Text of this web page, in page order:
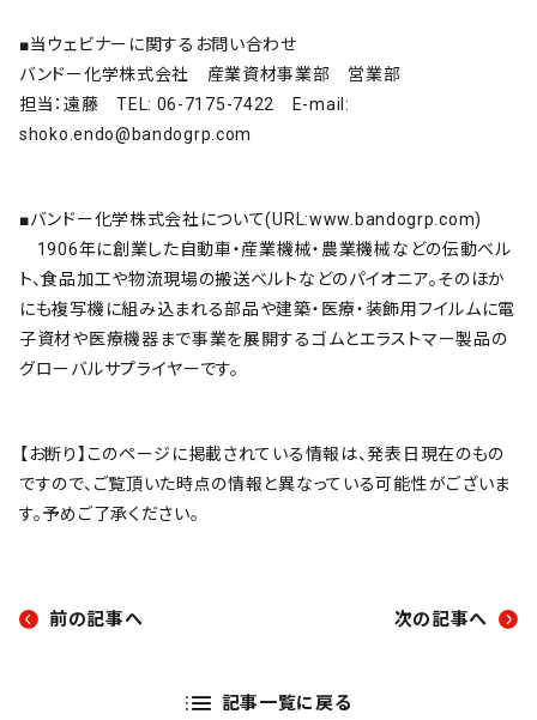
■当ウェビナーに関するお問い合わせ
バンドー化学株式会社 産業資材事業部 営業部
担当：遠藤 TEL: 06-7175-7422 E-mail:
shoko.endo@bandogrp.com
■バンドー化学株式会社について(URL:www.bandogrp.com)
1906年に創業した自動車・産業機械・農業機械などの伝動ベル
ト、食品加工や物流現場の搬送ベルトなどのパイオニア。そのほか
にも複写機に組み込まれる部品や建築・医療・装飾用フイルムに電
子資材や医療機器まで事業を展開するゴムとエラストマー製品の
グローバルサプライヤーです。
【お断り】このページに掲載されている情報は、発表日現在のもの
ですので、ご覧頂いた時点の情報と異なっている可能性がございま
す。予めご了承ください。
前の記事へ
記事一覧に戻る
次の記事へ